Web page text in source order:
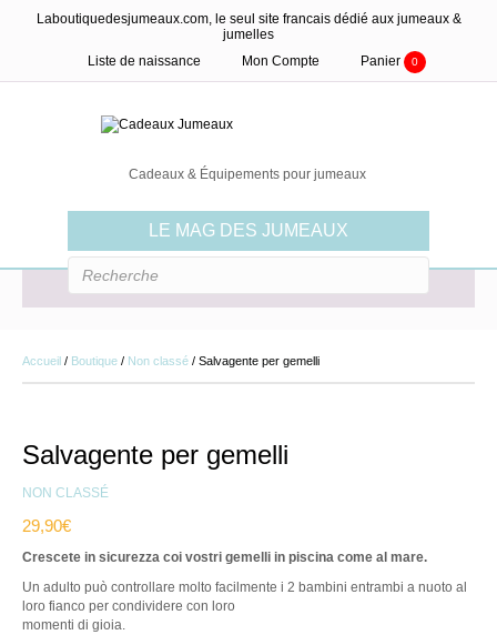
Laboutiquedesjumeaux.com, le seul site francais dédié aux jumeaux &
jumelles
Liste de naissance
Mon Compte Panier 0
Cadeaux & Équipements pour jumeaux
LE MAG DES JUMEAUX
Accueil / Boutique / Non classé / Salvagente per gemelli
Salvagente per gemelli
NON CLASSÉ
29,90€
Crescete in sicurezza coi vostri gemelli in piscina come al mare.
Un adulto può controllare molto facilmente i 2 bambini entrambi a nuoto al
loro fianco per condividere con loro
momenti di gioia.